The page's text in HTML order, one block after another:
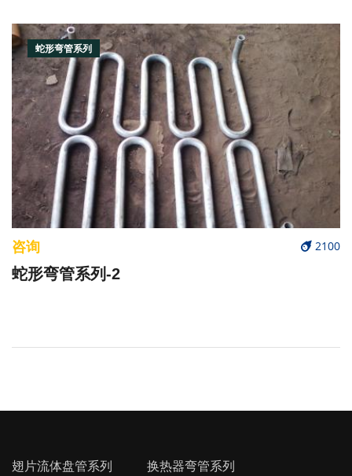
蛇形弯管系列
2100
咨询
蛇形弯管系列-2
翅片流体盘管系列
换热器弯管系列